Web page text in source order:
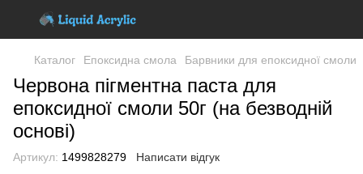
Каталог Епоксидна смола Барвники для епоксидної смоли
Червона пігментна паста для
епоксидної смоли 50г (на безводній
основі)
Артикул: 1499828279 Написати відгук